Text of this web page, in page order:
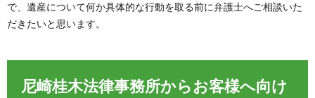
で、遺産について何か具体的な行動を取る前に弁護士へご相談いた
だきたいと思います。
尼崎桂木法律事務所からお客様へ向け